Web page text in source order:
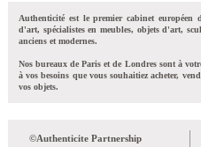
Authenticité est le premier cabinet européen
d'art, spécialistes en meubles, objets d'art,
anciens et modernes.
Nos bureaux de Paris et de Londres sont à
à vos besoins que vous souhaitiez acheter,
vos objets.
©Authenticite Partnership